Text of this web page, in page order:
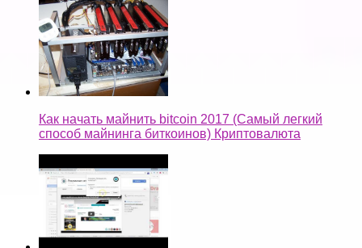
Как начать майнить bitcoin 2017 (Самый легкий
способ майнинга биткоинов) Криптовалюта